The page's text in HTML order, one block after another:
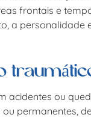
frontais e
a personalidade
acidentes ou
permanentes,